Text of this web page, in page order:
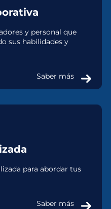
y personal que
sus habilidades y
Saber más
para abordar tus
Saber más